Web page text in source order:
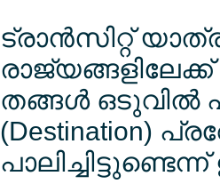
ട്രാന്‍സിറ്റ്
തങ്ങള്‍ ഒടുവില്‍
(Destination)